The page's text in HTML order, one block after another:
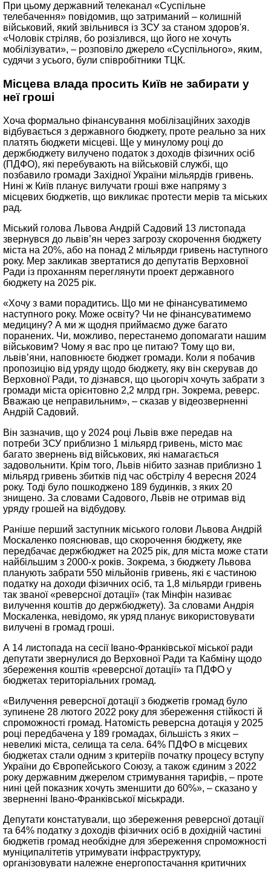
При цьому державний телеканал «Суспільне
телебачення» повідомив, що затриманий – колишній
військовий, який звільнився із ЗСУ за станом здоров'я.
«Чоловік стріляв, бо розізлився, що його не хочуть
мобілізувати», – розповіло джерело «Суспільного», яким,
судячи з усього, були співробітники ТЦК.
Місцева влада просить Київ не забирати у
неї гроші
Хоча формально фінансування мобілізаційних заходів
відбувається з державного бюджету, проте реально за них
платять бюджети місцеві. Ще у минулому році до
держбюджету вилучено податок з доходів фізичних осіб
(ПДФО), які перебувають на військовій службі, що
позбавило громади Західної України мільярдів гривень.
Нині ж Київ планує вилучати гроші вже напряму з
місцевих бюджетів, що викликає протести мерів та міських
рад.
Міський голова Львова Андрій Садовий 13 листопада
звернувся до львів’ян через загрозу скорочення бюджету
міста на 20%, або на понад 2 мільярди гривень наступного
року. Мер закликав звертатися до депутатів Верховної
Ради із проханням переглянути проект державного
бюджету на 2025 рік.
«Хочу з вами порадитись. Що ми не фінансуватимемо
наступного року. Може освіту? Чи не фінансуватимемо
медицину? А ми ж щодня приймаємо дуже багато
поранених. Чи, можливо, перестанемо допомагати нашим
військовим? Чому я вас про це питаю? Тому що ви,
львів’яни, наповнюєте бюджет громади. Коли я побачив
пропозицію від уряду щодо бюджету, яку він скерував до
Верховної Ради, то дізнався, що цьогоріч хочуть забрати з
громади міста орієнтовно 2,2 млрд грн. Зокрема, реверс.
Вважаю це неправильним», – сказав у відеозверненні
Андрій Садовий.
Він зазначив, що у 2024 році Львів вже передав на
потреби ЗСУ приблизно 1 мільярд гривень, місто має
багато звернень від військових, які намагається
задовольнити. Крім того, Львів нібито зазнав приблизно 1
мільярд гривень збитків під час обстрілу 4 вересня 2024
року. Тоді було пошкоджено 189 будинків, з яких 20
знищено. За словами Садового, Львів не отримав від
уряду грошей на відбудову.
Раніше перший заступник міського голови Львова Андрій
Москаленко пояснював, що скорочення бюджету, яке
передбачає держбюджет на 2025 рік, для міста може стати
найбільшим з 2000-х років. Зокрема, з бюджету Львова
планують забрати 550 мільйонів гривень, які є частиною
податку на доходи фізичних осіб, та 1,8 мільярди гривень
так званої «реверсної дотації» (так Мінфін називає
вилучення коштів до держбюджету). За словами Андрія
Москаленка, невідомо, як уряд планує використовувати
вилучені в громад гроші.
А 14 листопада на сесії Івано-Франківської міської ради
депутати звернулися до Верховної Ради та Кабміну щодо
збереження коштів «реверсної дотації» та ПДФО у
бюджетах територіальних громад.
«Вилучення реверсної дотації з бюджетів громад було
зупинене 28 лютого 2022 року для збереження стійкості й
спроможності громад. Натомість реверсна дотація у 2025
році передбачена у 189 громадах, більшість з яких –
невеликі міста, селища та села. 64% ПДФО в місцевих
бюджетах стали одним з критеріїв початку процесу вступу
України до Європейського Союзу, а також єдиним з 2022
року державним джерелом стримування тарифів, – проте
нині цей показник хочуть зменшити до 60%», – сказано у
зверненні Івано-Франківської міськради.
Депутати констатували, що збереження реверсної дотації
та 64% податку з доходів фізичних осіб в дохідній частині
бюджетів громад необхідне для збереження спроможності
муніципалітетів утримувати інфраструктуру,
організовувати належне енергопостачання критичних